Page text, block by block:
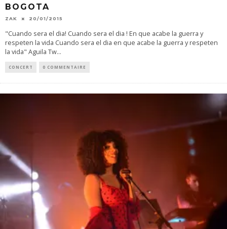
BOGOTA
ZAK 20/01/2015
"Cuando sera el dia! Cuando sera el dia ! En que acabe la guerra y
respeten la vida Cuando sera el dia en que acabe la guerra y respeten
la vida" Aguila Tw...
CONCERT 0 COMMENTAIRE